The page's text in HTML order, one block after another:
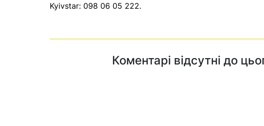
Kyivstar: 098 06 05 222.
Коментарі відсутні до